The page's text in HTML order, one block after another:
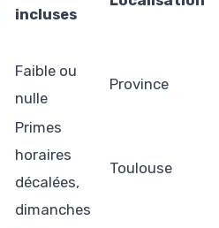
incluses
Faible ou
nulle
Province
Primes
horaires
décalées,
dimanches
Toulouse